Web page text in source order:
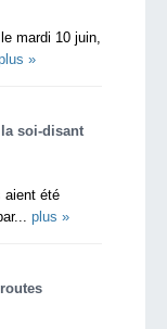
mardi 10 juin,
»
soi-disant
aient été
plus »